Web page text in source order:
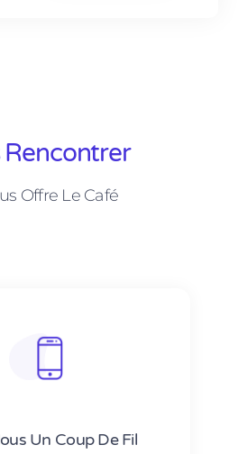
Rencontrer
Offre Le Café
Un Coup De Fil